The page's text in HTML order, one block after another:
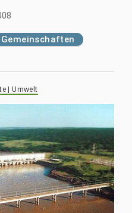
| Umwelt